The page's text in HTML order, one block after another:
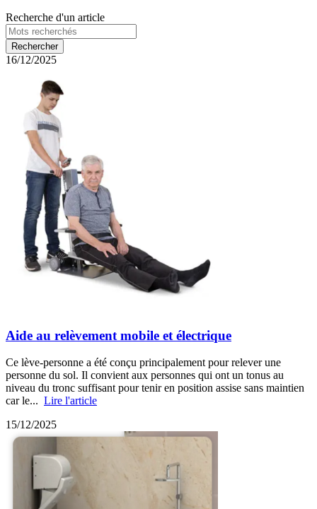
Recherche d'un article
16/12/2025
Aide au relèvement mobile et électrique
Ce lève-personne a été conçu principalement pour relever une
personne du sol. Il convient aux personnes qui ont un tonus au
niveau du tronc suffisant pour tenir en position assise sans maintien
car le... Lire l'article
15/12/2025